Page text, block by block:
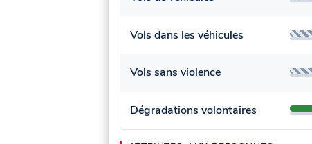
Vols dans les véhicules
Vols sans violence
Dégradations volontaires